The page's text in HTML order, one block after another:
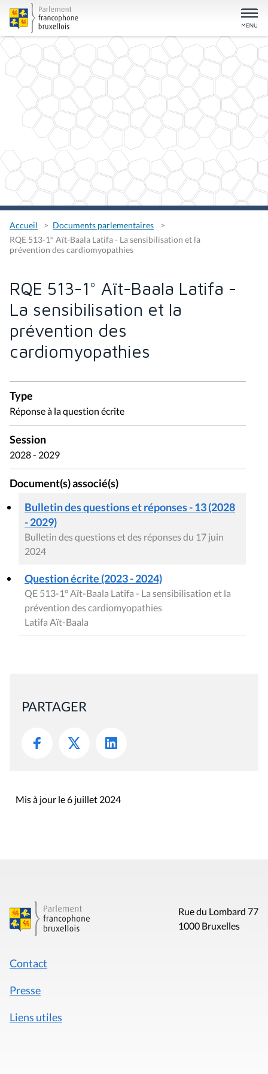
Accueil
Documents parlementaires
RQE 513-1° Aït-Baala Latifa - La sensibilisation et la
prévention des cardiomyopathies
RQE 513-1° Aït-Baala Latifa -
La sensibilisation et la
prévention des
cardiomyopathies
Type
Réponse à la question écrite
Session
2028 - 2029
Document(s) associé(s)
Bulletin des questions et réponses - 13 (2028
- 2029)
Bulletin des questions et des réponses du 17 juin
2024
Question écrite (2023 - 2024)
QE 513-1° Aït-Baala Latifa - La sensibilisation et la
prévention des cardiomyopathies
Latifa Aït-Baala
PARTAGER
Mis à jour le 6 juillet 2024
Rue du Lombard 77
1000 Bruxelles
Contact
Presse
Liens utiles